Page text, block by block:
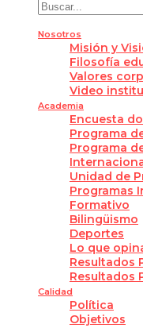
Nosotros
Misión y
Filosofía
Valores
Video
Academia
Encuesta
Programa
Programa
Unidad de
Programas
Formativo
Bilingüismo
Deportes
Lo que
Resultados
Resultados
Calidad
Política
Objetivos